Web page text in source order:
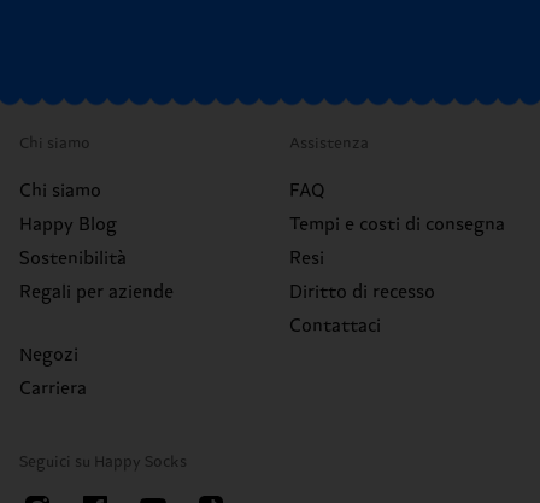
Chi siamo
Chi siamo
Happy Blog
Sostenibilità
Regali per aziende
Negozi
Carriera
Assistenza
FAQ
Tempi e costi di consegna
Resi
Diritto di recesso
Contattaci
Seguici su Happy Socks